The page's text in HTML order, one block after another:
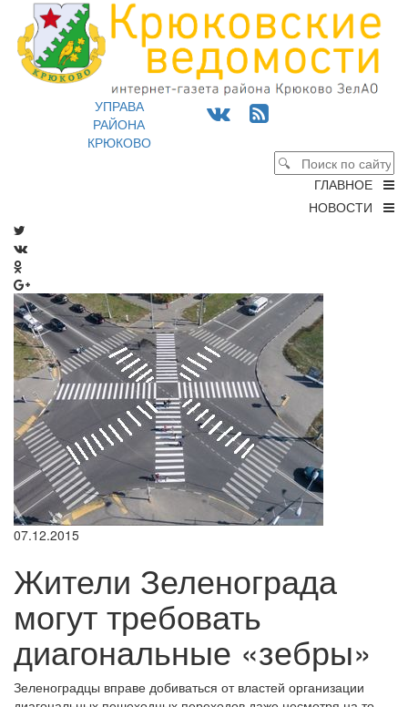
УПРАВА
РАЙОНА
КРЮКОВО
ГЛАВНОЕ
НОВОСТИ
07.12.2015
Жители Зеленограда
могут требовать
диагональные «зебры»
Зеленоградцы вправе добиваться от властей организации